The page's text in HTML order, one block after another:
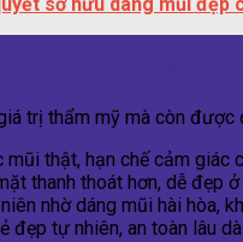
trị thẩm mỹ mà còn
thật, hạn chế cảm giác
thanh thoát hơn, dễ đẹp
nhờ dáng mũi hài hòa,
tự nhiên, an toàn lâu